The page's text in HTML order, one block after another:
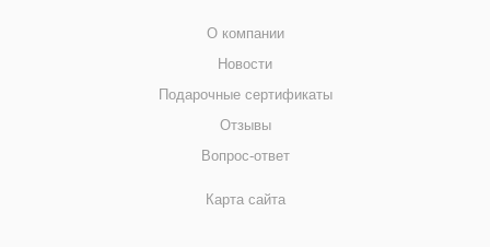
О компании
Новости
Подарочные сертификаты
Отзывы
Вопрос-ответ
Карта сайта